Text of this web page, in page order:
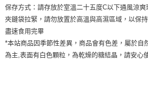
保存方式：請存放於室溫二十五度C以下通風涼
夾鏈袋拉緊，請勿放置於高溫與高濕區域，以保
盡速食用完畢
*本站商品因季節性差異，商品會有色差，屬於自
為主,表面有白色顆粒，為乾燥的糖結晶，請安心